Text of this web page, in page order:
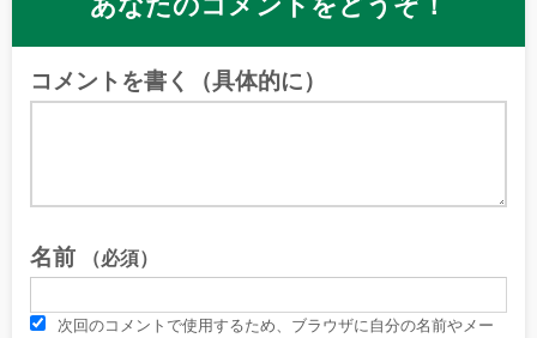
コメントを書く（具体的に）
名前 （必須）
次回のコメントで使用するため、ブラウザに自分の名前やメー